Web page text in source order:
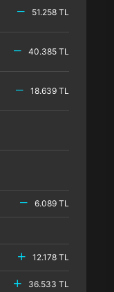
51.258 TL
40.385 TL
18.639 TL
6.089 TL
12.178 TL
36.533 TL